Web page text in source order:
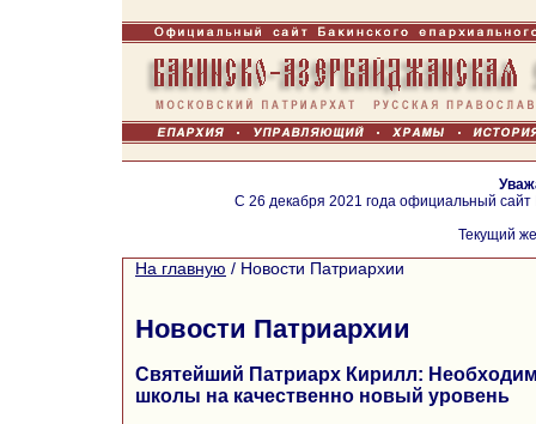
С 26 декабря 2021 года официальный
Текущий
На главную / Новости Патриархии
Новости Патриархии
Святейший Патриарх Кирилл:
школы на качественно новый уровень